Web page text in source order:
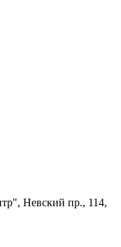
Невский пр., 114,